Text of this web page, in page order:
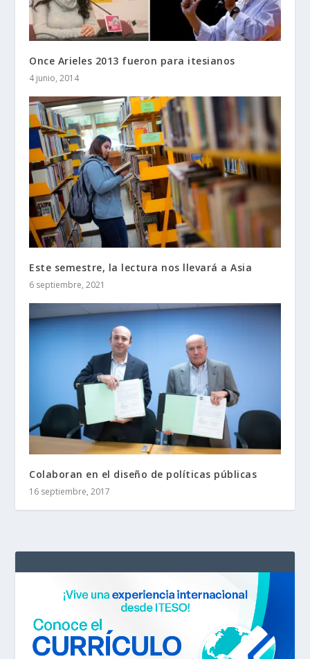
Once Arieles 2013 fueron para itesianos
4 junio, 2014
Este semestre, la lectura nos llevará a Asia
6 septiembre, 2021
Colaboran en el diseño de políticas públicas
16 septiembre, 2017